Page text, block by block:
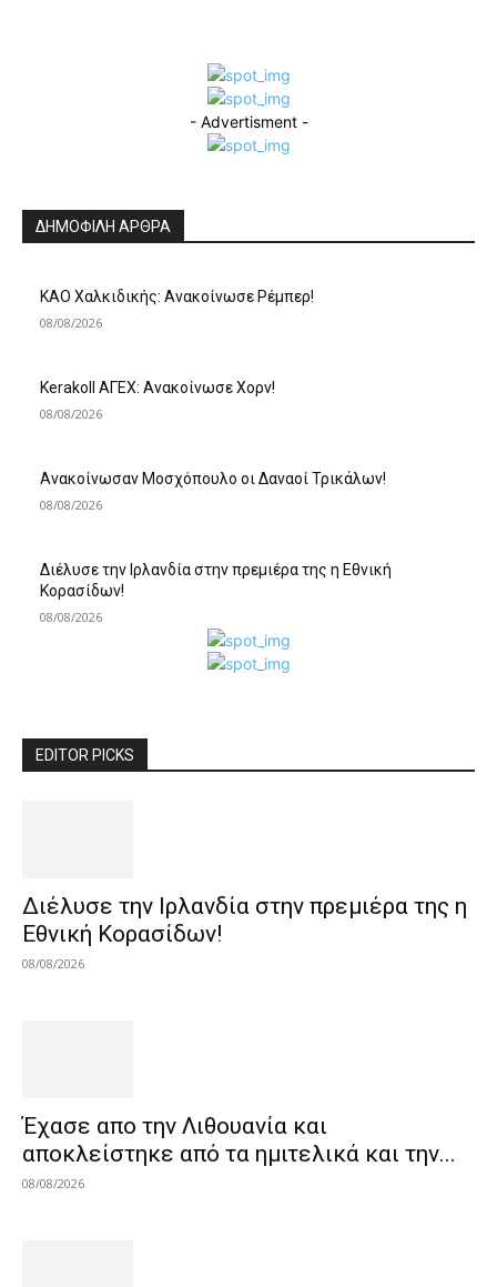
- Advertisment -
ΔΗΜΟΦΙΛΗ ΑΡΘΡΑ
ΚΑΟ Χαλκιδικής: Ανακοίνωσε Ρέμπερ!
08/08/2026
Kerakoll ΑΓΕΧ: Ανακοίνωσε Χορν!
08/08/2026
Ανακοίνωσαν Μοσχόπουλο οι Δαναοί Τρικάλων!
08/08/2026
Διέλυσε την Ιρλανδία στην πρεμιέρα της η Εθνική
Κορασίδων!
08/08/2026
EDITOR PICKS
Διέλυσε την Ιρλανδία στην πρεμιέρα της η
Εθνική Κορασίδων!
08/08/2026
Έχασε απο την Λιθουανία και
αποκλείστηκε από τα ημιτελικά και την...
08/08/2026